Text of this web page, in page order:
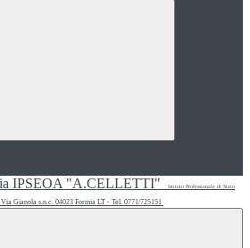
IPSEOA "A.CELLETTI" Istituto Professionale di Stato
Via Gianola s.n.c. 04023 Formia LT - Tel. 0771/725151